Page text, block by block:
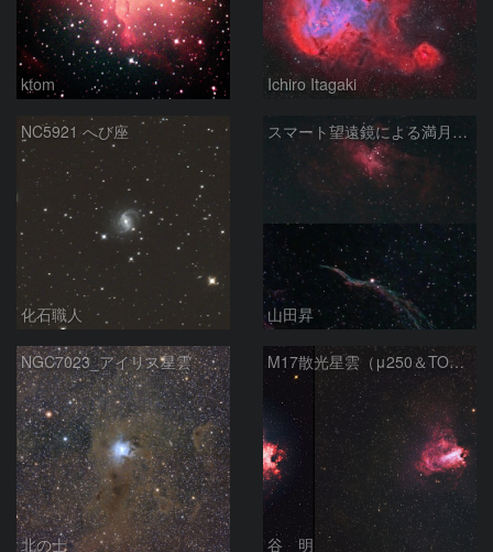
ktom Ichiro Itagaki
NC5921 へび座
化石職人
スマート望遠鏡による満月下の星雲（M16,NGC6960）
山田昇
NGC7023_アイリス星雲
北の士
M17散光星雲（μ250＆TOA130）
谷 明